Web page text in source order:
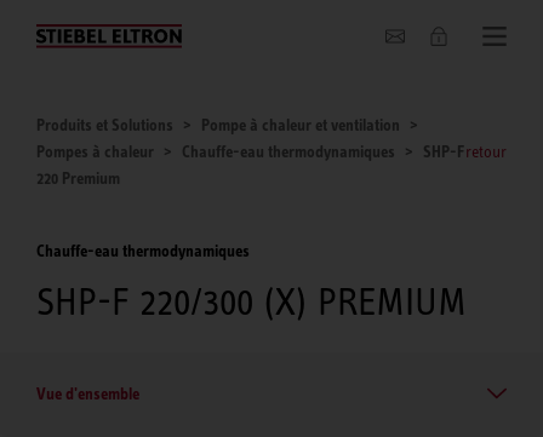
Entreprise
Produits et Solutions
Pompe à chaleur et ventilation
Pompes à chaleur
Chauffe-eau thermodynamiques
SHP-F
220 Premium
retour
Chauffe-eau thermodynamiques
SHP-F 220/300 (X) PREMIUM
Vue d'ensemble